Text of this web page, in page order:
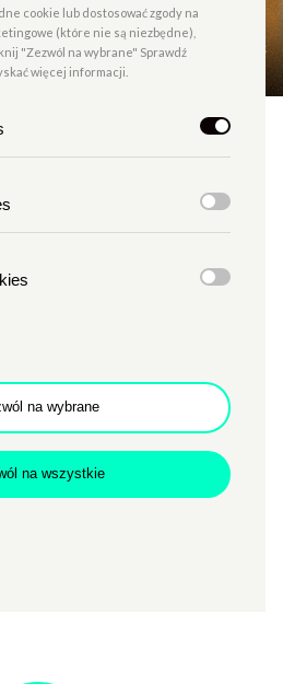
I CO
Studio Teatralne
cookie lub dostosować zgody na
(które nie są niezbędne),
"Zezwól na wybrane" Sprawdź
więcej informacji.
na wybrane
na wszystkie